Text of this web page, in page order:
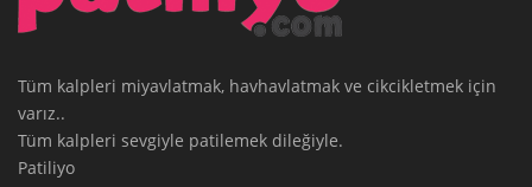
Tüm kalpleri miyavlatmak, havhavlatmak ve cikcikletmek için
varız..
Tüm kalpleri sevgiyle patilemek dileğiyle.
Patiliyo